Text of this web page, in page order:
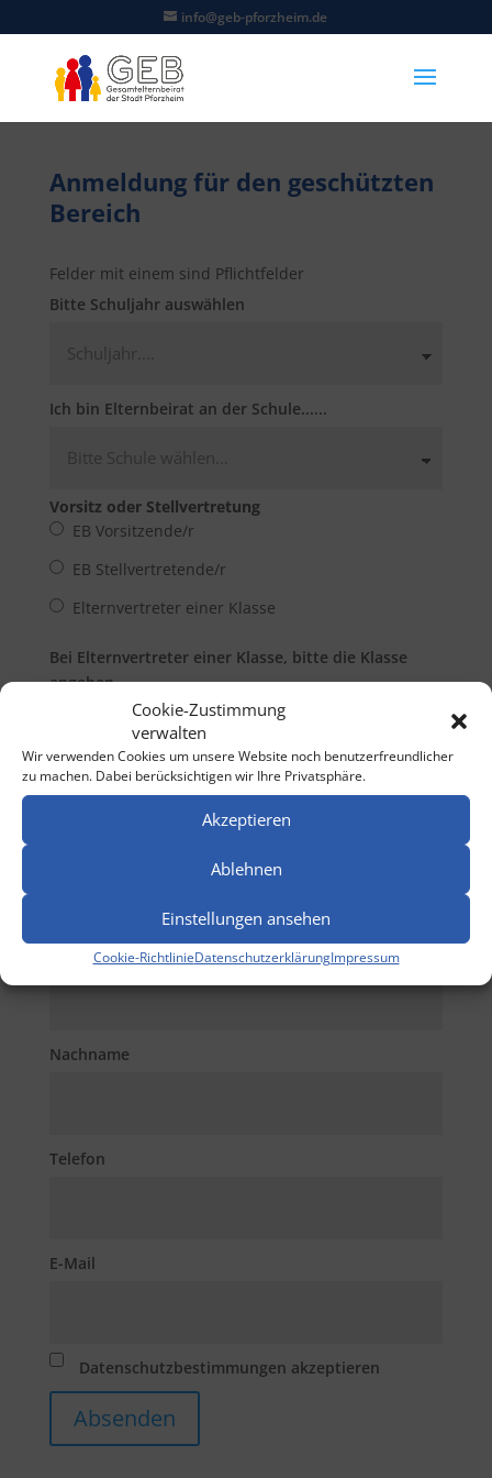
Cookie-Zustimmung
verwalten
Wir verwenden Cookies um unsere Website noch benutzerfreundlicher
zu machen. Dabei berücksichtigen wir Ihre Privatsphäre.
Akzeptieren
Ablehnen
Einstellungen ansehen
Cookie-RichtlinieDatenschutzerklärungImpressum
info@geb-pforzheim.de
Anmeldung für den geschützten
Bereich
Felder mit einem sind Pflichtfelder
Bitte Schuljahr auswählen
Ich bin Elternbeirat an der Schule......
Vorsitz oder Stellvertretung
EB Vorsitzende/r
EB Stellvertretende/r
Elternvertreter einer Klasse
Bei Elternvertreter einer Klasse, bitte die Klasse
angeben
Bitte lesen & bestätigen
Mit der E-Book Mehrbenutzerlizenz darf die Schule
Elternvertreter*innen teilen! Nach Rücksprache mit
mit runter und bewahren Sie die auf, danke
Vorname
Nachname
Telefon
E-Mail
Datenschutzbestimmungen akzeptieren